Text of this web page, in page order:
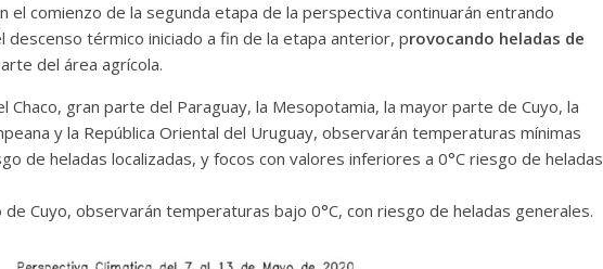
el comienzo de la segunda etapa de la perspectiva continuarán entrando
descenso térmico iniciado a fin de la etapa anterior, provocando heladas de
del área agrícola.
Chaco, gran parte del Paraguay, la Mesopotamia, la mayor parte de Cuyo, la
y la República Oriental del Uruguay, observarán temperaturas mínimas
de heladas localizadas, y focos con valores inferiores a 0°C riesgo de heladas
de Cuyo, observarán temperaturas bajo 0°C, con riesgo de heladas generales.